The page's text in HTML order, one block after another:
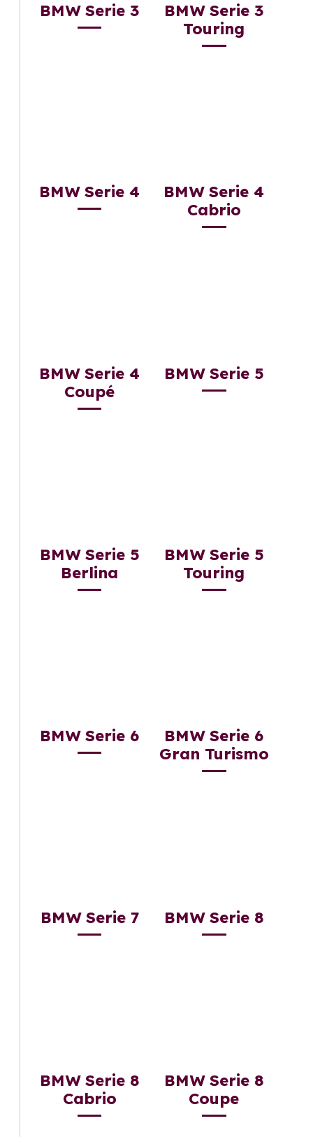
BMW Serie 3
BMW Serie 3
Touring
BMW Serie 4
BMW Serie 4
Cabrio
BMW Serie 4
Coupé
BMW Serie 5
BMW Serie 5
Berlina
BMW Serie 5
Touring
BMW Serie 6
BMW Serie 6
Gran Turismo
BMW Serie 7 BMW Serie 8
BMW Serie 8
Cabrio
BMW Serie 8
Coupe